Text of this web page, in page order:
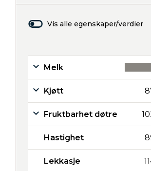
Vis alle egenskaper/verdier
Melk
Kjøtt
Fruktbarhet døtre
Hastighet
Lekkasje